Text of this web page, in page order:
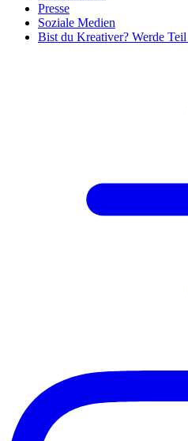
Presse
Soziale Medien
Bist du Kreativer? Werde